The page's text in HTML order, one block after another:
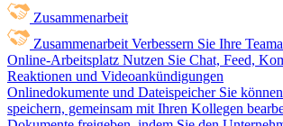
Zusammenarbeit
Zusammenarbeit Verbessern Sie Ihre
Online-Arbeitsplatz Nutzen Sie Chat, Feed,
Reaktionen und Videoankündigungen
Onlinedokumente und Dateispeicher Sie
speichern, gemeinsam mit Ihren Kollegen